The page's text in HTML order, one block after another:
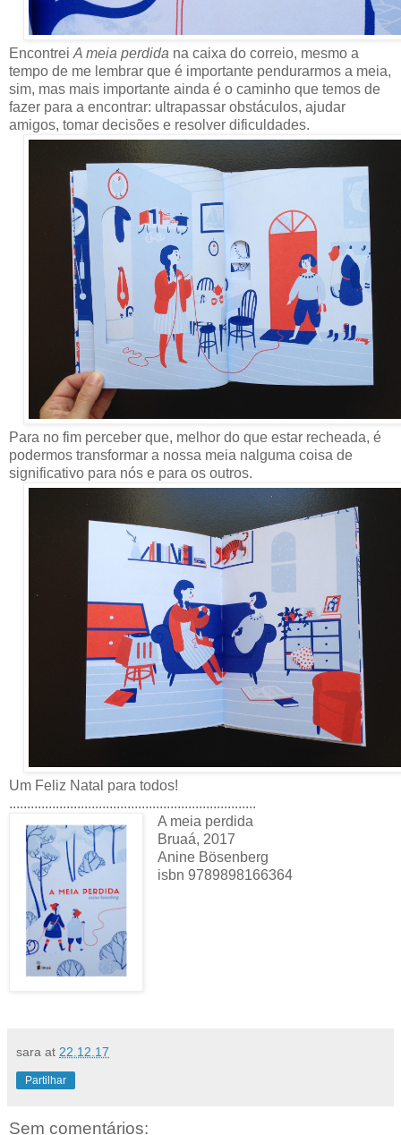
Encontrei A meia perdida na caixa do correio, mesmo a
tempo de me lembrar que é importante pendurarmos a meia,
sim, mas mais importante ainda é o caminho que temos de
fazer para a encontrar: ultrapassar obstáculos, ajudar
amigos, tomar decisões e resolver dificuldades.
Para no fim perceber que, melhor do que estar recheada, é
podermos transformar a nossa meia nalguma coisa de
significativo para nós e para os outros.
Um Feliz Natal para todos!
.....................................................................
A meia perdida
Bruaá, 2017
Anine Bösenberg
isbn 9789898166364
sara at 22.12.17
Partilhar
Sem comentários: